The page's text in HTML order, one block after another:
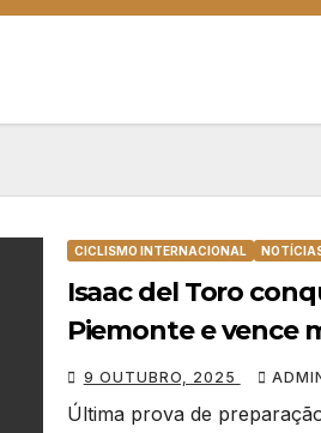
CICLISMO INTERNACIONAL
Isaac del Toro
Piemonte e vence
clássica italiana
9 OUTUBRO, 2025
Última prova de